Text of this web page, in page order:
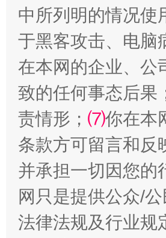
揭批美国五大"原罪"
中所列明的情况使
于黑客攻击、电脑
在本网的企业、公
致的任何事态后果
责情形； ⑺你在本
条款方可留言和反
并承担一切因您的
网只是提供公众/
法律法规及行业规